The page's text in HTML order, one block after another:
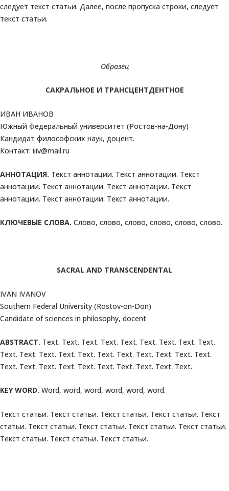
следует текст статьи. Далее, после пропуска строки, следует
текст статьи.
Образец
САКРАЛЬНОЕ И ТРАНСЦЕНТДЕНТНОЕ
ИВАН ИВАНОВ
Южный федеральный университет (Ростов-на-Дону)
Кандидат философских наук, доцент.
Контакт: iiiv@mail.ru
АННОТАЦИЯ. Текст аннотации. Текст аннотации. Текст
аннотации. Текст аннотации. Текст аннотации. Текст
аннотации. Текст аннотации. Текст аннотации.
КЛЮЧЕВЫЕ СЛОВА. Слово, слово, слово, слово, слово, слово.
SACRAL AND TRANSCENDENTAL
IVAN IVANOV
Southern Federal University (Rostov-on-Don)
Candidate of sciences in philosophy, docent
ABSTRACT. Text. Text. Text. Text. Text. Text. Text. Text. Text.
Text. Text. Text. Text. Text. Text. Text. Text. Text. Text. Text.
Text. Text. Text. Text. Text. Text. Text. Text. Text. Text.
KEY WORD. Word, word, word, word, word, word.
Текст статьи. Текст статьи. Текст статьи. Текст статьи. Текст
статьи. Текст статьи. Текст статьи. Текст статьи. Текст статьи.
Текст статьи. Текст статьи. Текст статьи.